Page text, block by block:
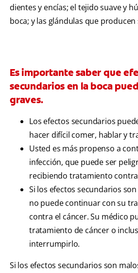
dientes y encías; el tejido suave y
boca; y las glándulas que producen
Es importante saber que
secundarios en la boca
graves.
Los efectos secundarios
hacer difícil comer, hablar y
Usted es más propenso a
infección, que puede ser
recibiendo tratamiento
Si los efectos secundarios
no puede continuar con su
contra el cáncer. Su médico
tratamiento de cáncer o
interrumpirlo.
Si los efectos secundarios son